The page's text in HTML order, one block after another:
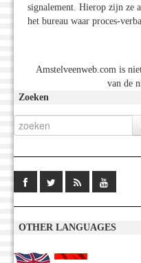
signalement. Hierop zijn ze
het bureau waar proces-
Amstelveenweb.com is
van de
Zoeken
OTHER LANGUAGES